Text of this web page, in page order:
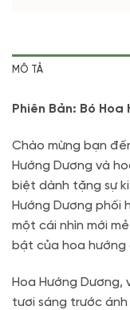
MÔ TẢ
Phiên Bản: Bó
Chào mừng bạn
Hướng Dương và
biệt dành tặng sự
Hướng Dương phối
một cái nhìn mới
bật của hoa hướng
Hoa Hướng Dương,
tươi sáng trước